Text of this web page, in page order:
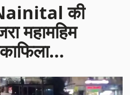
की
महामहिम
काफिला…